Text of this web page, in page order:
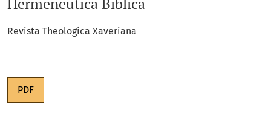
Revista Theologica Xaveriana
PDF